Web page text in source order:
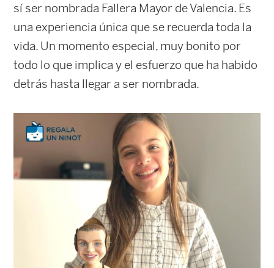
sí ser nombrada Fallera Mayor de Valencia. Es
una experiencia única que se recuerda toda la
vida. Un momento especial, muy bonito por
todo lo que implica y el esfuerzo que ha habido
detrás hasta llegar a ser nombrada.